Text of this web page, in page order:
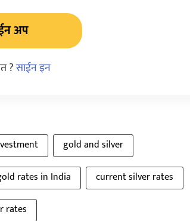
अप
?साईन इन
gold and silver
rates in India
current silver rates
rates